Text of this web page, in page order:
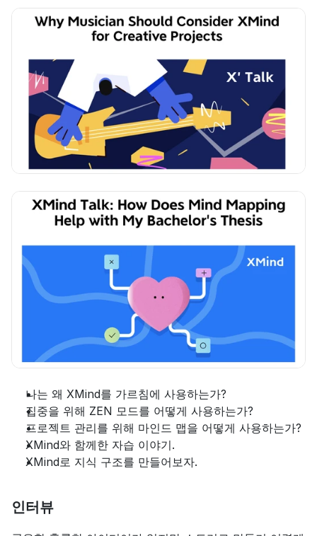
나는 왜 XMind를 가르침에 사용하는가?
집중을 위해 ZEN 모드를 어떻게 사용하는가?
프로젝트 관리를 위해 마인드 맵을 어떻게 사용하는가?
XMind와 함께한 자습 이야기.
XMind로 지식 구조를 만들어보자.
인터뷰